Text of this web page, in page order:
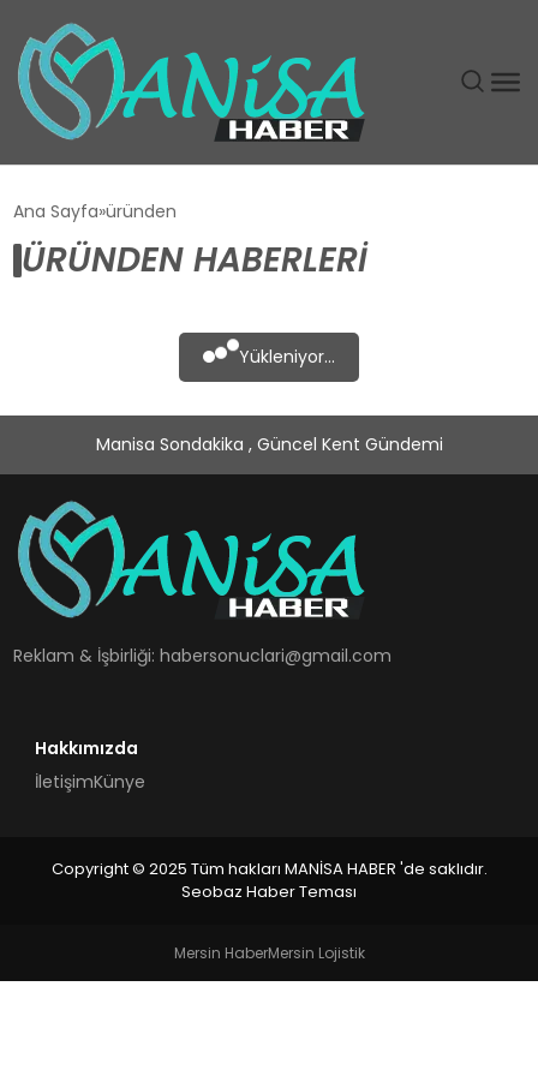
EĞITIM
MAGAZIN
SIYASET
SPOR
TEKNOLOJI
Ana Sayfa üründen
ÜRÜNDEN HABERLERI
Yükleniyor...
Manisa Sondakika , Güncel Kent Gündemi
Reklam & İşbirliği:habersonuclari@gmail.com
Hakkımızda
İletişimKünye
Copyright © 2025 Tüm hakları MANİSA HABER 'de saklıdır.
Seobaz Haber Teması
Mersin HaberMersin Lojistik